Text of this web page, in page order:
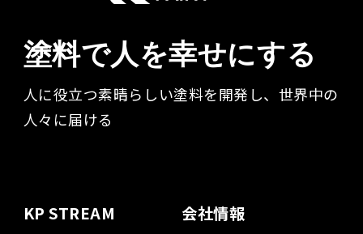
塗料で人を幸せにする
人に役立つ素晴らしい塗料を開発し、世界中の
人々に届ける​
KP STREAM 会社情報